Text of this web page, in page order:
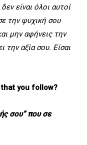
είναι όλοι αυτοί
την ψυχική σου
μην αφήνεις την
αξία σου. Είσαι
you follow?
σου” που σε